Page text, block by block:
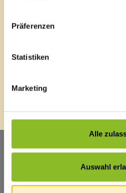
Präferenzen
Statistiken
Marketing
Alle
Auswahl
Mediathek
News Archiv
Energieeffiziente Gemeinde
Marktgemeinde Frastanz
Österreich